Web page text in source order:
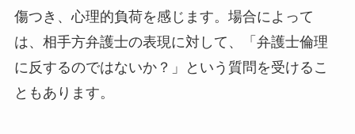
傷つき、心理的負荷を感じます。場合によって
は、相手方弁護士の表現に対して、「弁護士倫理
に反するのではないか？」という質問を受けるこ
ともあります。